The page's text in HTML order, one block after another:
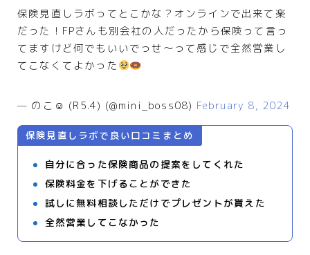
保険見直しラボってとこかな？オンラインで出来て楽
だった！FPさんも別会社の人だったから保険って言っ
てますけど何でもいいでっせ〜って感じで全然営業し
てこなくてよかった
— のこ☺︎ (R5.4) (@mini_boss08) February 8, 2024
保険見直しラボで良い口コミ まとめ
自分に合った保険商品の提案をしてくれた
保険料金を下げることができた
試しに無料相談しただけでプレゼントが貰えた
全然営業してこなかった